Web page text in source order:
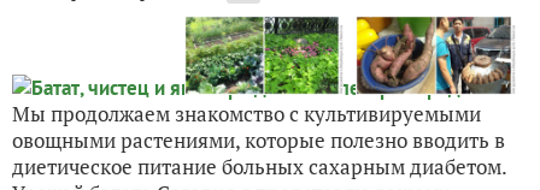
Мы продолжаем знакомство с культивируемыми
овощными растениями, которые полезно вводить в
диетическое питание больных сахарным диабетом.